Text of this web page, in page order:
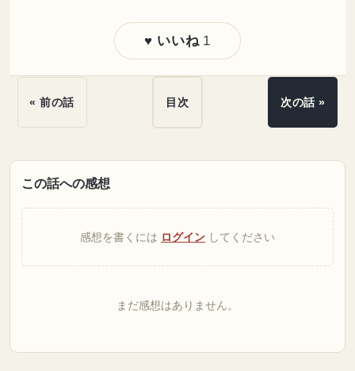
♥ いいね 1
« 前の話 目次 次の話 »
この話への感想
感想を書くには ログイン してください
まだ感想はありません。